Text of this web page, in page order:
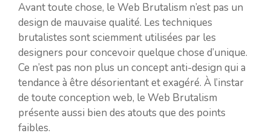
Avant toute chose, le Web Brutalism n’est pas un
design de mauvaise qualité. Les techniques
brutalistes sont sciemment utilisées par les
designers pour concevoir quelque chose d’unique.
Ce n’est pas non plus un concept anti-design qui a
tendance à être désorientant et exagéré. À l’instar
de toute conception web, le Web Brutalism
présente aussi bien des atouts que des points
faibles.